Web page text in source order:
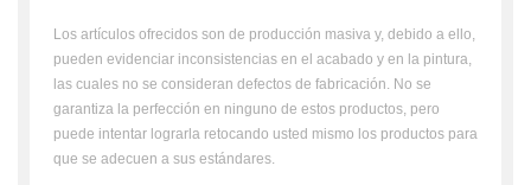
Los artículos ofrecidos son de producción masiva y, debido a ello,
pueden evidenciar inconsistencias en el acabado y en la pintura,
las cuales no se consideran defectos de fabricación. No se
garantiza la perfección en ninguno de estos productos, pero
puede intentar lograrla retocando usted mismo los productos para
que se adecuen a sus estándares.